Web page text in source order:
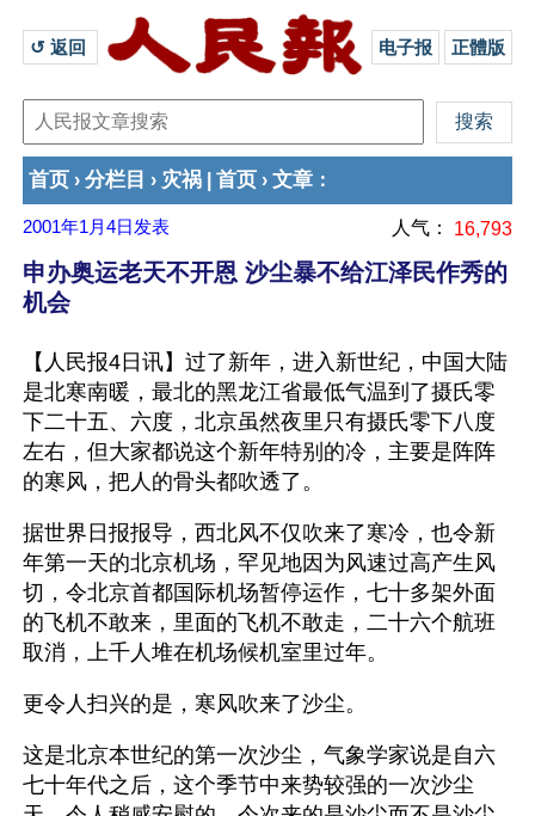
↺ 返回 电子报 正體版
首页 › 分栏目 › 灾祸 首页 › 文章 ：
2001年1月4日 发表 人气： 16,793
申办奥运老天不开恩 沙尘暴不给江泽民作秀的
机会
【人民报4日讯】过了新年，进入新世纪，中国大陆
是北寒南暖，最北的黑龙江省最低气温到了摄氏零
下二十五、六度，北京虽然夜里只有摄氏零下八度
左右，但大家都说这个新年特别的冷，主要是阵阵
的寒风，把人的骨头都吹透了。
据世界日报报导，西北风不仅吹来了寒冷，也令新
年第一天的北京机场，罕见地因为风速过高产生风
切，令北京首都国际机场暂停运作，七十多架外面
的飞机不敢来，里面的飞机不敢走，二十六个航班
取消，上千人堆在机场候机室里过年。
更令人扫兴的是，寒风吹来了沙尘。
这是北京本世纪的第一次沙尘，气象学家说是自六
七十年代之后，这个季节中来势较强的一次沙尘